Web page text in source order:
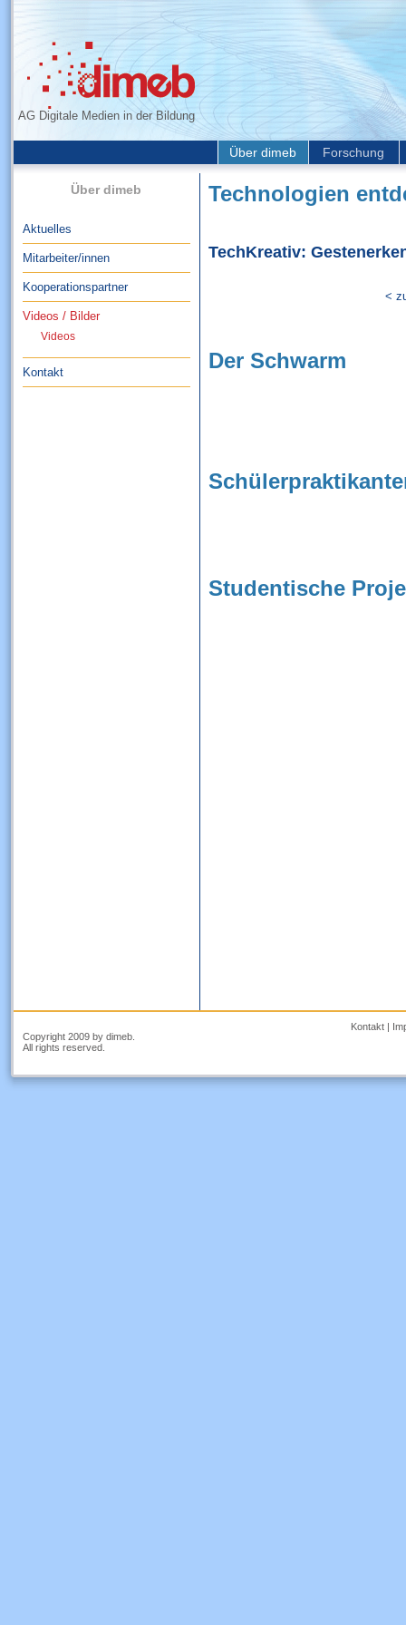
AG Digitale Medien in der Bildung
Über dimeb Forschung
Über dimeb
Aktuelles
Mitarbeiter/innen
Kooperationspartner
Videos / Bilder
Videos
Kontakt
Technologien
TechKreativ:
<
Der Schwarm
Studentische
Copyright 2009 by dimeb.
All rights reserved.
Kontakt |